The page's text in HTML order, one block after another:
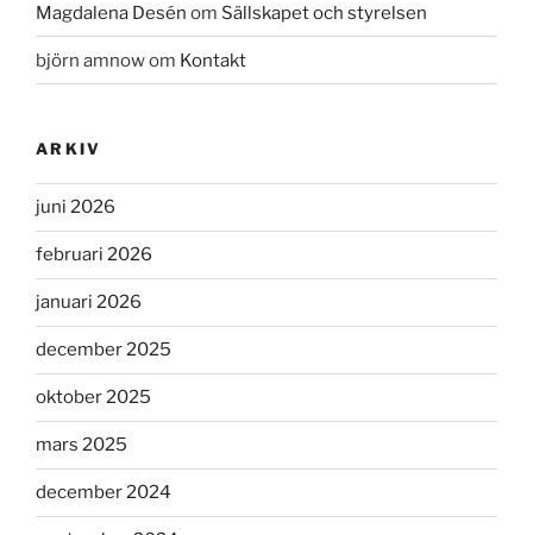
Magdalena Desén om Sällskapet och styrelsen
björn amnowom Kontakt
ARKIV
juni 2026
februari 2026
januari 2026
december 2025
oktober 2025
mars 2025
december 2024